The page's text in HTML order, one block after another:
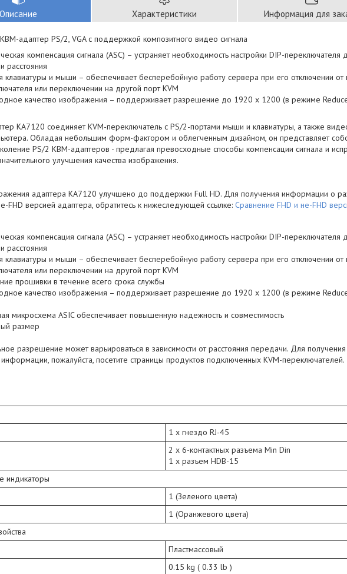
Описание Характеристики Информация для
адаптер PS/2, VGA с поддержкой композитного видео сигнала
компенсация сигнала (ASC) – устраняет необходимость настройки DIP-переключателя
расстояния
клавиатуры и мыши – обеспечивает бесперебойную работу сервера при его отключении от
или переключении на другой порт KVM
качество изображения – поддерживает разрешение до 1920 x 1200 (в режиме
KA7120 соединяет KVM-переключатель с PS/2-портами мыши и клавиатуры, а также
Обладая небольшим форм-фактором и облегченным дизайном, он представляет
PS/2 КВМ-адаптеров - предлагая превосходные способы компенсации сигнала и
улучшения качества изображения.
адаптера KA7120 улучшено до поддержки Full HD. Для получения информации о
FHD версией адаптера, обратитесь к нижеследующей ссылке: Сравнение FHD и не-FHD
компенсация сигнала (ASC) – устраняет необходимость настройки DIP-переключателя
расстояния
клавиатуры и мыши – обеспечивает бесперебойную работу сервера при его отключении от
или переключении на другой порт KVM
прошивки в течение всего срока службы
качество изображения – поддерживает разрешение до 1920 x 1200 (в режиме
микросхема ASIC обеспечивает повышенную надежность и совместимость
размер
разрешение может варьироваться в зависимости от расстояния передачи. Для
пожалуйста, посетите страницы продуктов подключенных KVM-переключателей.
1 x гнездо RJ-45
2 x 6-контактных разъема Min Din
1 x разъем HDB-15
индикаторы
1 (Зеленого цвета)
1 (Оранжевого цвета)
Пластмассовый
0.15 kg ( 0.33 lb )